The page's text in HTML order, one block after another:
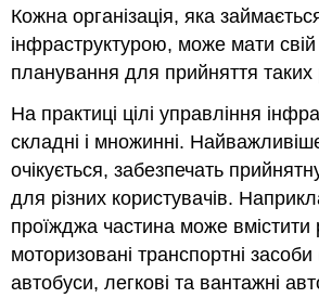
Кожна організація, яка
інфраструктурою, може мати свій
планування для прийняття таких
На практиці цілі управління
складні і множинні.
очікується, забезпечать
для різних користувачів.
проїжджа частина може вмістити
моторизовані транспортні
автобуси, легкові та вантажні